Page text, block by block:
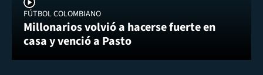
FÚTBOL COLOMBIANO
Millonarios volvió a hacerse fuerte en
casa y venció a Pasto